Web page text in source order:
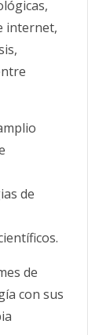
internet,
de
de
con sus